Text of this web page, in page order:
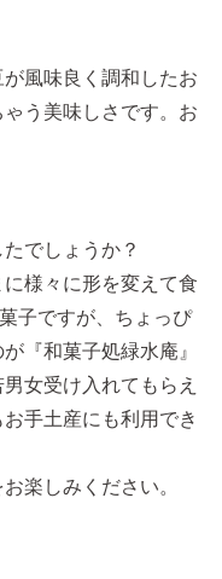
風味良く調和したお
う美味しさです。お
でしょうか？
様々に形を変えて食
子ですが、ちょっぴ
『和菓子処緑水庵』
女受け入れてもらえ
手土産にも利用でき
楽しみください。